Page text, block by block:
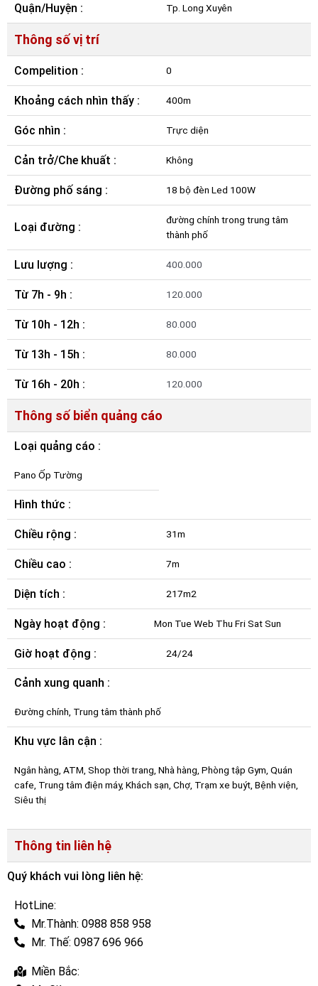
Quận/Huyện : Tp. Long Xuyên
Thông số vị trí
Compelition : 0
Khoảng cách nhìn thấy : 400m
Góc nhìn : Trực diện
Cản trở/Che khuất : Không
Đường phố sáng : 18 bộ đèn Led 100W
Loại đường :
đường chính trong trung tâm
thành phố
Lưu lượng : 400.000
Từ 7h - 9h : 120.000
Từ 10h - 12h : 80.000
Từ 13h - 15h : 80.000
Từ 16h - 20h : 120.000
Thông số biển quảng cáo
Loại quảng cáo :
Pano Ốp Tường
Hình thức :
Chiều rộng : 31m
Chiều cao : 7m
Diện tích : 217m2
Ngày hoạt động : Mon Tue Web Thu Fri Sat Sun
Giờ hoạt động : 24/24
Cảnh xung quanh :
Đường chính, Trung tâm thành phố
Khu vực lân cận :
Ngân hàng, ATM, Shop thời trang, Nhà hàng, Phòng tập Gym, Quán
cafe, Trung tâm điện máy, Khách sạn, Chợ, Trạm xe buýt, Bệnh viện,
Siêu thị
Thông tin liên hệ
Quý khách vui lòng liên hệ:
HotLine:
Mr.Thành: 0988 858 958
Mr. Thế: 0987 696 966
Miền Bắc: